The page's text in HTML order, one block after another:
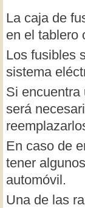
La caja de
en el tablero
Los fusibles
sistema
Si encuentra
será
En caso de
tener
automóvil.
Una de las